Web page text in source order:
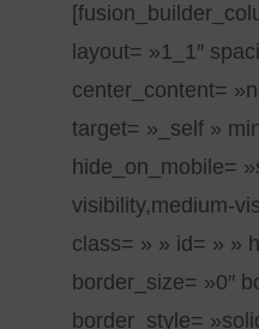
layout= »1_1″
center_content=
target= »_self »
hide_on_mobile=
visibility,medium-
class= » » id= » »
border_size= »0″
border_style=